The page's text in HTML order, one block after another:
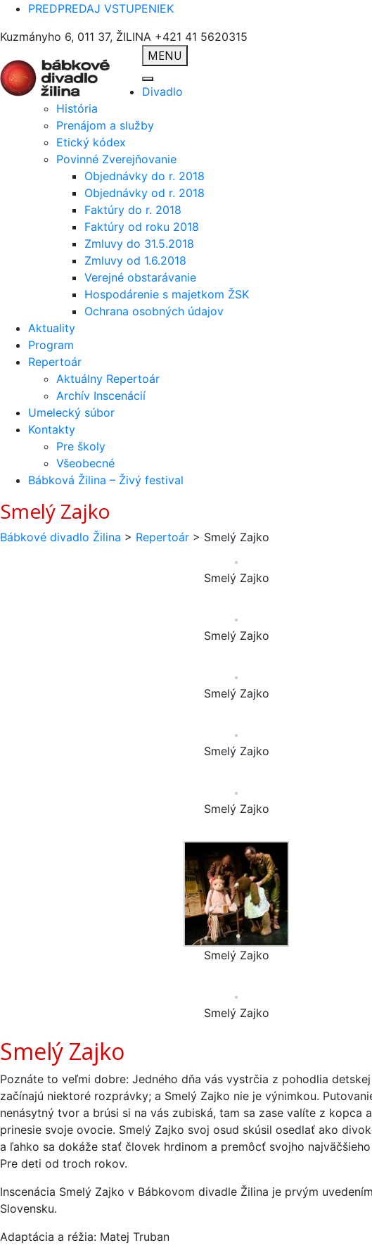
PREDPREDAJ VSTUPENIEK
Kuzmányho 6, 011 37, ŽILINA +421 41 5620315
MENU
Divadlo
História
Prenájom a služby
Etický kódex
Povinné Zverejňovanie
Objednávky do r. 2018
Objednávky od r. 2018
Faktúry do r. 2018
Faktúry od roku 2018
Zmluvy do 31.5.2018
Zmluvy od 1.6.2018
Verejné obstarávanie
Hospodárenie s majetkom ŽSK
Ochrana osobných údajov
Aktuality
Program
Repertoár
Aktuálny Repertoár
Archív Inscenácií
Umelecký súbor
Kontakty
Pre školy
Všeobecné
Bábková Žilina – Živý festival
Smelý Zajko
Bábkové divadlo Žilina > Repertoár > Smelý Zajko
Smelý Zajko
Smelý Zajko
Smelý Zajko
Smelý Zajko
Smelý Zajko
Smelý Zajko
Smelý Zajko
Smelý Zajko
Poznáte to veľmi dobre: Jedného dňa vás vystrčia z pohodlia
začínajú niektoré rozprávky; a Smelý Zajko nie je výnimkou.
nenásytný tvor a brúsi si na vás zubiská, tam sa zase valíte z
prinesie svoje ovocie. Smelý Zajko svoj osud skúsil osedlať ako
a ľahko sa dokáže stať človek hrdinom a premôcť svojho
Pre deti od troch rokov.
Inscenácia Smelý Zajko v Bábkovom divadle Žilina je prvým
Slovensku.
Adaptácia a réžia: Matej Truban